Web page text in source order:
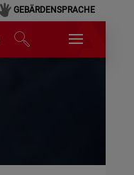
GEBÄRDENSPRACHE